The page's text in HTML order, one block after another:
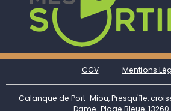
CGV Mentions
Calanque de Port-Miou, Presqu'île,
Dame-Plage Bleue,